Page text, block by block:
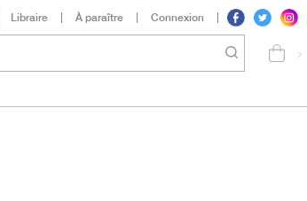
Libraire À paraître Connexion
>